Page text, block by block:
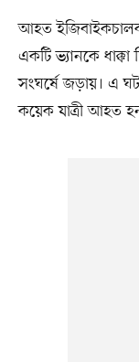
আহত
একটি ভ্যানকে ধাক্কা
সংঘর্ষে জড়ায়। এ
কয়েক যাত্রী আহত